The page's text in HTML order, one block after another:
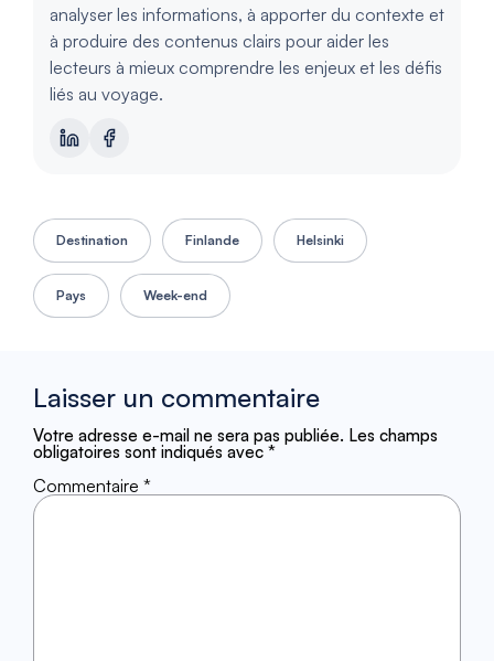
analyser les informations, à apporter du contexte et
à produire des contenus clairs pour aider les
lecteurs à mieux comprendre les enjeux et les défis
liés au voyage.
Destination Finlande Helsinki
Pays Week-end
Laisser un commentaire
Votre adresse e-mail ne sera pas publiée. Les champs
obligatoires sont indiqués avec *
Commentaire *